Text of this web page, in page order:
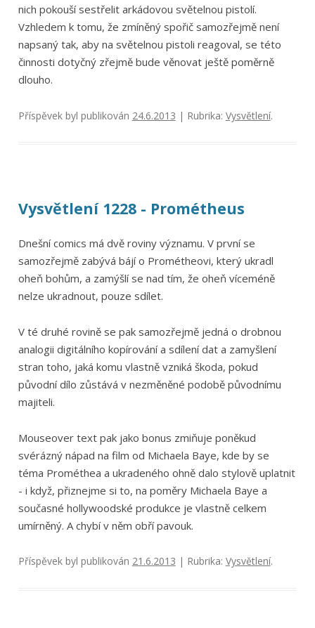
nich pokouší sestřelit arkádovou světelnou pistolí.
Vzhledem k tomu, že zmíněný spořič samozřejmě není
napsaný tak, aby na světelnou pistoli reagoval, se této
činnosti dotyčný zřejmě bude věnovat ještě poměrně
dlouho.
Příspěvek byl publikován 24.6.2013 | Rubrika: Vysvětlení.
Vysvětlení 1228 - Prométheus
Dnešní comics má dvě roviny významu. V první se
samozřejmě zabývá bájí o Prométheovi, který ukradl
oheň bohům, a zamýšlí se nad tím, že oheň víceméně
nelze ukradnout, pouze sdílet.
V té druhé rovině se pak samozřejmě jedná o drobnou
analogii digitálního kopírování a sdílení dat a zamyšlení
stran toho, jaká komu vlastně vzniká škoda, pokud
původní dílo zůstává v nezměněné podobě původnímu
majiteli.
Mouseover text pak jako bonus zmiňuje poněkud
svérázný nápad na film od Michaela Baye, kde by se
téma Prométhea a ukradeného ohně dalo stylově uplatnit
- i když, přiznejme si to, na poměry Michaela Baye a
současné hollywoodské produkce je vlastně celkem
umírněný. A chybí v něm obří pavouk.
Příspěvek byl publikován 21.6.2013 | Rubrika: Vysvětlení.